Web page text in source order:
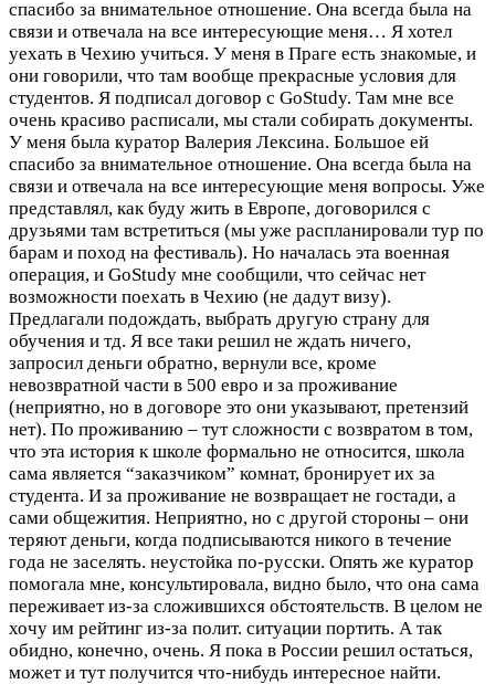
спасибо за внимательное отношение. Она всегда была на
связи и отвечала на все интересующие меня… Я хотел
уехать в Чехию учиться. У меня в Праге есть знакомые, и
они говорили, что там вообще прекрасные условия для
студентов. Я подписал договор с GoStudy. Там мне все
очень красиво расписали, мы стали собирать документы.
У меня была куратор Валерия Лексина. Большое ей
спасибо за внимательное отношение. Она всегда была на
связи и отвечала на все интересующие меня вопросы. Уже
представлял, как буду жить в Европе, договорился с
друзьями там встретиться (мы уже распланировали тур по
барам и поход на фестиваль). Но началась эта военная
операция, и GoStudy мне сообщили, что сейчас нет
возможности поехать в Чехию (не дадут визу).
Предлагали подождать, выбрать другую страну для
обучения и тд. Я все таки решил не ждать ничего,
запросил деньги обратно, вернули все, кроме
невозвратной части в 500 евро и за проживание
(неприятно, но в договоре это они указывают, претензий
нет). По проживанию – тут сложности с возвратом в том,
что эта история к школе формально не относится, школа
сама является “заказчиком” комнат, бронирует их за
студента. И за проживание не возвращает не гостади, а
сами общежития. Неприятно, но с другой стороны – они
теряют деньги, когда подписываются никого в течение
года не заселять. неустойка по-русски. Опять же куратор
помогала мне, консультировала, видно было, что она сама
переживает из-за сложившихся обстоятельств. В целом не
хочу им рейтинг из-за полит. ситуации портить. А так
обидно, конечно, очень. Я пока в России решил остаться,
может и тут получится что-нибудь интересное найти.